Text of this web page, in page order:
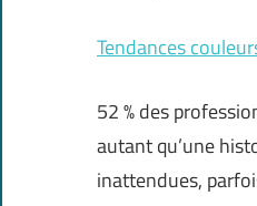
Tendances
52 % des
autant qu’une
inattendues,